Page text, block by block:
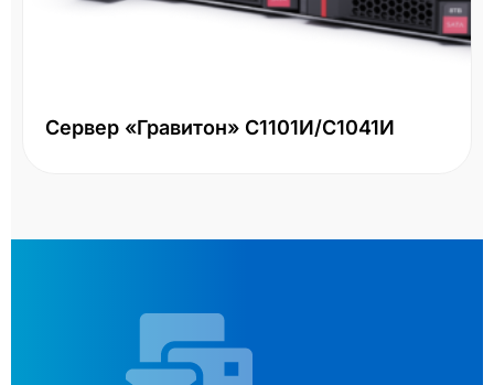
Сервер «Гравитон» С1101И/С1041И